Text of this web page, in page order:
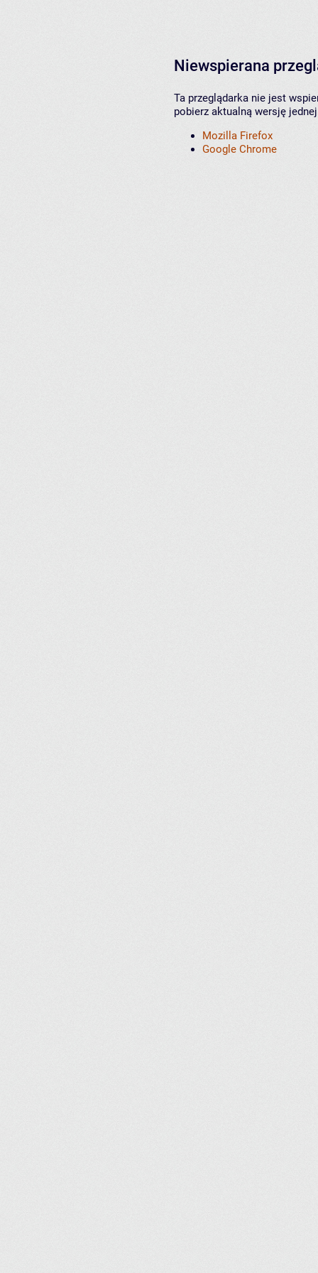
Niewspierana
Ta przeglądarka nie jest
pobierz aktualną wersję
Mozilla Firefox
Google Chrome